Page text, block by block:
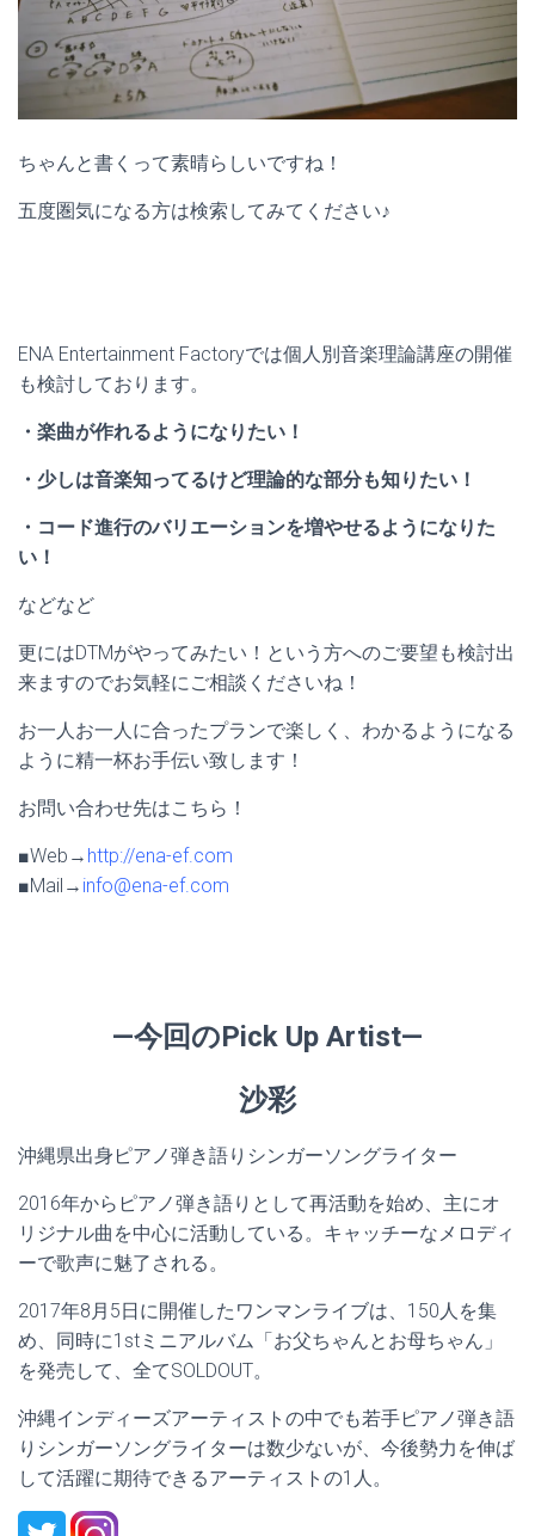
ちゃんと書くって素晴らしいですね！
五度圏気になる方は検索してみてください♪
ENA Entertainment Factoryでは個人別音楽理論講座の開催
も検討しております。
・楽曲が作れるようになりたい！
・少しは音楽知ってるけど理論的な部分も知りたい！
・コード進行のバリエーションを増やせるようになりた
い！
などなど
更にはDTMがやってみたい！という方へのご要望も検討出
来ますのでお気軽にご相談くださいね！
お一人お一人に合ったプランで楽しく、わかるようになる
ように精一杯お手伝い致します！
お問い合わせ先はこちら！
■Web→ http://ena-ef.com
■Mail→ info@ena-ef.com
—今回のPick Up Artist—
沙彩
沖縄県出身ピアノ弾き語りシンガーソングライター
2016年からピアノ弾き語りとして再活動を始め、主にオ
リジナル曲を中心に活動している。キャッチーなメロディ
ーで歌声に魅了される。
2017年8月5日に開催したワンマンライブは、150人を集
め、同時に1stミニアルバム「お父ちゃんとお母ちゃん」
を発売して、全てSOLDOUT。
沖縄インディーズアーティストの中でも若手ピアノ弾き語
りシンガーソングライターは数少ないが、今後勢力を伸ば
して活躍に期待できるアーティストの1人。